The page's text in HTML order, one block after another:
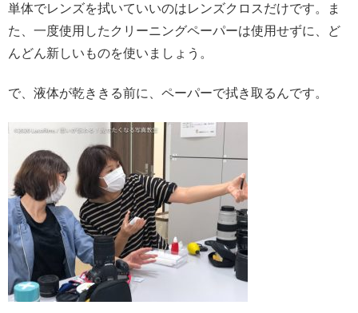
単体でレンズを拭いていいのはレンズクロスだけです。ま
た、一度使用したクリーニングペーパーは使用せずに、ど
んどん新しいものを使いましょう。
で、液体が乾ききる前に、ペーパーで拭き取るんです。